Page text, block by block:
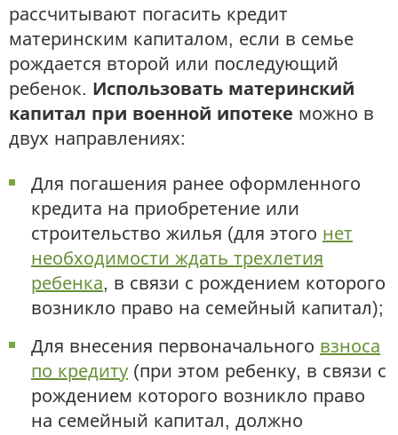
рассчитывают погасить кредит
материнским капиталом, если в семье
рождается второй или последующий
ребенок. Использовать материнский
капитал при военной ипотеке можно в
двух направлениях:
Для погашения ранее оформленного
кредита на приобретение или
строительство жилья (для этого нет
необходимости ждать трехлетия
ребенка, в связи с рождением которого
возникло право на семейный капитал);
Для внесения первоначального взноса
по кредиту (при этом ребенку, в связи с
рождением которого возникло право
на семейный капитал, должно